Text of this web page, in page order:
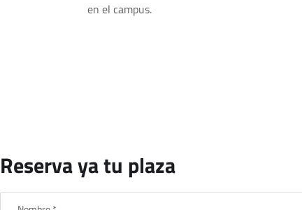
en el campus.
Reserva ya tu plaza